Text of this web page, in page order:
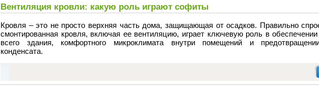
Вентиляция кровли: какую роль играют софиты
Кровля – это не просто верхняя часть дома, защищающая от осадков. Правильно
смонтированная кровля, включая ее вентиляцию, играет ключевую роль в обеспечении
всего здания, комфортного микроклимата внутри помещений и
конденсата.